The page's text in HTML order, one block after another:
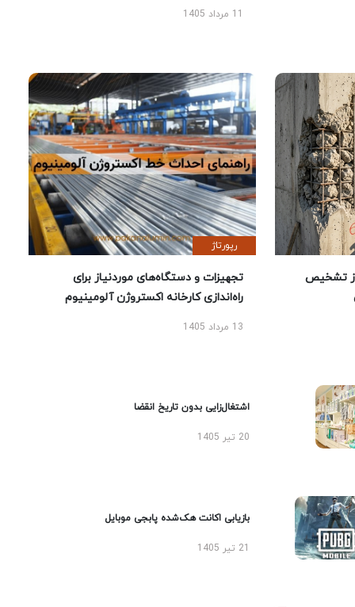
تشخیص
رپورتاژ
تجهیزات و دستگاه‌های موردنیاز برای
راه‌اندازی کارخانه اکستروژن آلومینیوم
13 مرداد 1405
اشتغال‌زایی بدون تاریخ انقضا
20 تیر 1405
بازیابی اکانت هک‌شده پابجی موبایل